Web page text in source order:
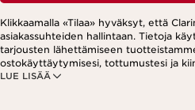
LUE LISÄÄ
Klikkaamalla «Tilaa» hyväksyt, että
asiakassuhteiden hallintaan. Tietoja
tarjousten lähettämiseen
ostokäyttäytymisesi, tottumustesi ja
perusteella. Tarjouksia voidaan esittää